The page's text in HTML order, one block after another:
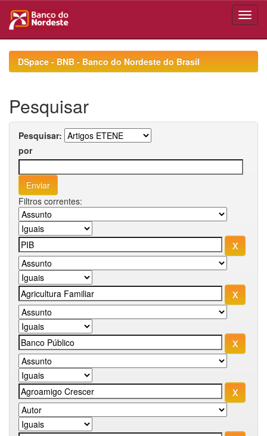
navigationDSpace - BNB - Banco do Nordeste do Brasil
Pesquisar
Pesquisar:
por
Filtros correntes: